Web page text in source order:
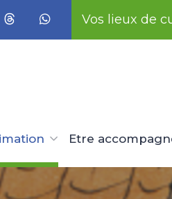
Vos lieux de
Etre